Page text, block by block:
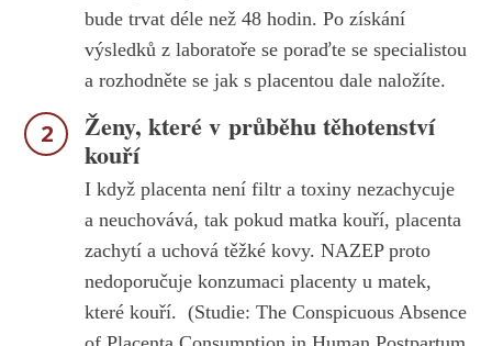
bude trvat déle než 48 hodin. Po získání
výsledků z laboratoře se poraďte se specialistou
a rozhodněte se jak s placentou dale naložíte.
2 Ženy, které v průběhu těhotenství
kouří
I když placenta není filtr a toxiny nezachycuje
a neuchovává, tak pokud matka kouří, placenta
zachytí a uchová těžké kovy. NAZEP proto
nedoporučuje konzumaci placenty u matek,
které kouří. (Studie: The Conspicuous Absence